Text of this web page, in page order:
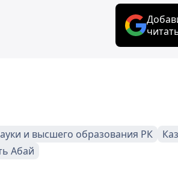
и высшего образования РК
Абай